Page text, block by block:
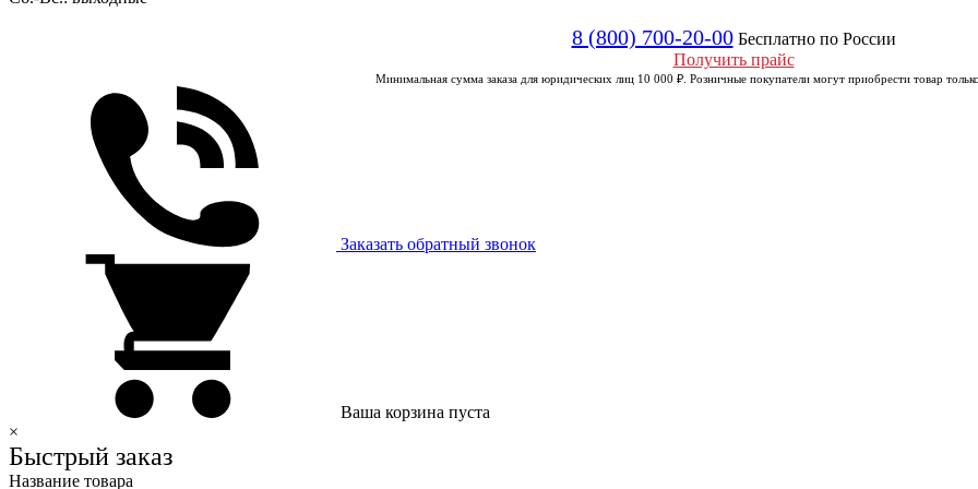
8 (800) 700-20-00 Бесплатно по России
Получить прайс
Минимальная сумма заказа для юридических лиц 10 000 ₽. Розничные покупатели могут приобрести товар
Заказать обратный звонок
Ваша корзина пуста
×
Быстрый заказ
Название товара